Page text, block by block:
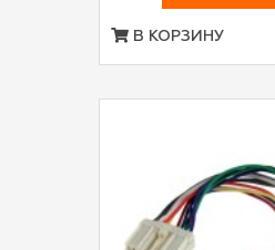
В КОРЗИНУ